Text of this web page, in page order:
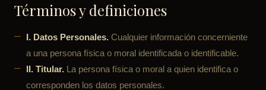
Términos y definiciones
I. Datos Personales. Cualquier información concerniente
a una persona física o moral identificada o identificable.
II. Titular. La persona física o moral a quien identifica o
corresponden los datos personales.